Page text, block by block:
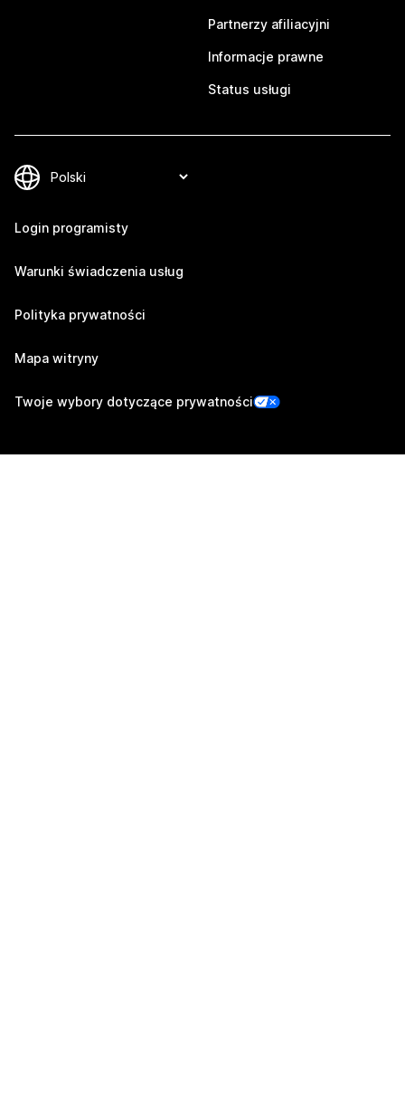
Partnerzy afiliacyjni
Informacje prawne
Status usługi
Login programisty
Warunki świadczenia usług
Polityka prywatności
Mapa witryny
Twoje wybory dotyczące prywatności